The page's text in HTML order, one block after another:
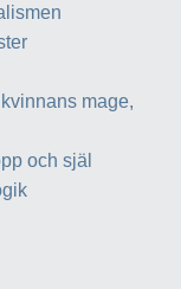
mage,
och själ